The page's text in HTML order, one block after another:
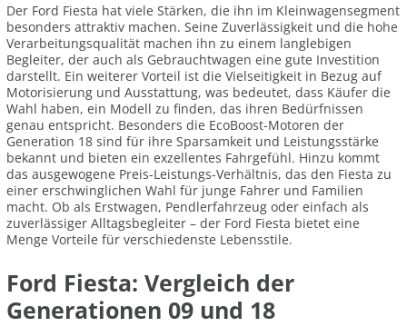
Der Ford Fiesta hat viele Stärken, die ihn im Kleinwagensegment
besonders attraktiv machen. Seine Zuverlässigkeit und die hohe
Verarbeitungsqualität machen ihn zu einem langlebigen
Begleiter, der auch als Gebrauchtwagen eine gute Investition
darstellt. Ein weiterer Vorteil ist die Vielseitigkeit in Bezug auf
Motorisierung und Ausstattung, was bedeutet, dass Käufer die
Wahl haben, ein Modell zu finden, das ihren Bedürfnissen
genau entspricht. Besonders die EcoBoost-Motoren der
Generation 18 sind für ihre Sparsamkeit und Leistungsstärke
bekannt und bieten ein exzellentes Fahrgefühl. Hinzu kommt
das ausgewogene Preis-Leistungs-Verhältnis, das den Fiesta zu
einer erschwinglichen Wahl für junge Fahrer und Familien
macht. Ob als Erstwagen, Pendlerfahrzeug oder einfach als
zuverlässiger Alltagsbegleiter – der Ford Fiesta bietet eine
Menge Vorteile für verschiedenste Lebensstile.
Ford Fiesta: Vergleich der
Generationen 09 und 18